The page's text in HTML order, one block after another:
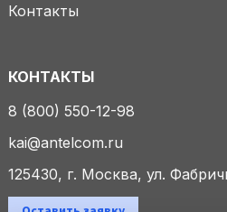
Контакты
КОНТАКТЫ
8 (800) 550-12-98
kai@antelcom.ru
125430, г. Москва, ул.